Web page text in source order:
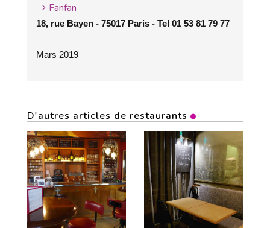
Fanfan
18, rue Bayen - 75017 Paris - Tel 01 53 81 79 77
Mars 2019
D'autres articles de restaurants